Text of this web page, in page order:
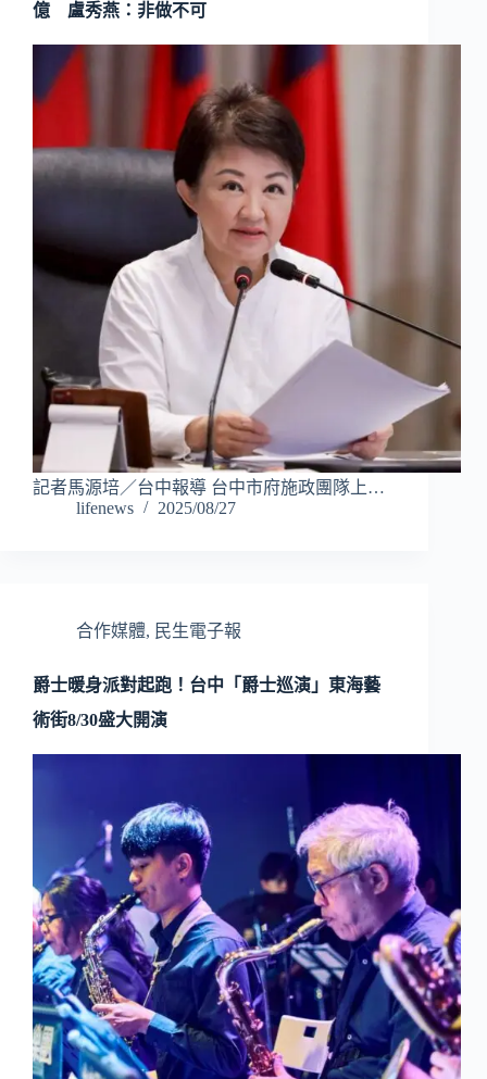
億 盧秀燕：非做不可
記者馬源培／台中報導 台中市府施政團隊上…
lifenews
2025/08/27
合作媒體, 民生電子報
爵士暖身派對起跑！台中「爵士巡演」東海藝
術街8/30盛大開演